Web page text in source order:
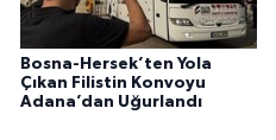
Bosna-Hersek’ten Yola
Çıkan Filistin Konvoyu
Adana’dan Uğurlandı